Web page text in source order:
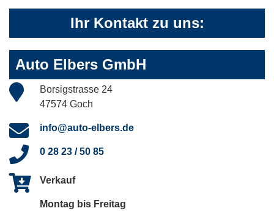
Ihr Kontakt zu uns:
Auto Elbers GmbH
Borsigstrasse 24
47574 Goch
info@auto-elbers.de
0 28 23 / 50 85
Verkauf
Montag bis Freitag